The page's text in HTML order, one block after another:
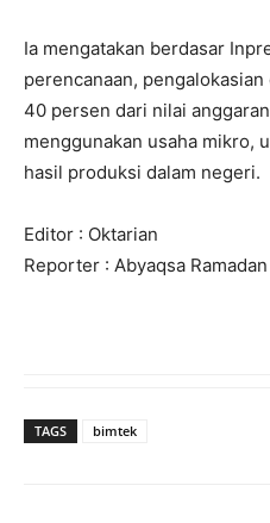
Ia mengatakan berdasar
perencanaan,
40 persen dari nilai
menggunakan usaha mikro,
hasil produksi dalam negeri.
Editor : Oktarian
Reporter : Abyaqsa Ramadan
TAGS bimtek